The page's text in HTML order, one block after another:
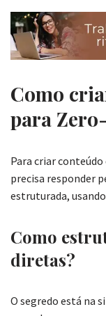
Como
para
Para criar
precisa responder
estruturada,
Como
diretas?
O segredo está na